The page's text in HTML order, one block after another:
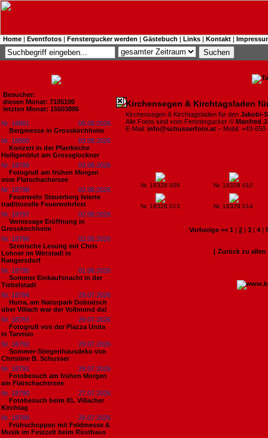
Home | Eventfotos | Fenstergucker werden | Gästebuch | Links | Kontakt |
Besucher:
diesen Monat: 7105100
letzten Monat: 15503886
Nr. 18801
06.08.2026
Bergmesse in Grosskirchheim
Nr. 18800
03.08.2026
Konzert in der Pfarrkirche
Heiligenblut am Grossglockner
Nr. 18799
03.08.2026
Fotogruß am frühen Morgen
vom Flatschachersee
Nr. 18798
02.08.2026
Feuerwehr Steuerberg feierte
traditionelle Feuerwehrfest
Nr. 18797
02.08.2026
Vernissage Eröffnung in
Grosskirchheim
Nr. 18796
02.08.2026
Szenische Lesung mit Chris
Lohner im Wirtstadl in
Rangersdorf
Nr. 18795
01.08.2026
Sommer Einkaufsnacht in der
Tiebelstadt
Nr. 18794
29.07.2026
Hurra, am Naturpark Dobratsch
über Villach war der Vollmond da!
Nr. 18793
29.07.2026
Fotogruß von der Piazza Unita
in Tarvisio
Nr. 18792
29.07.2026
Sommer-Stiegenhausdeko von
Christine B. Schusser
Nr. 18791
29.07.2026
Fotobesuch am frühen Morgen
am Flatschachersee
Nr. 18790
27.07.2026
Fotobesuch beim 81. Villacher
Kirchtag
Nr. 18789
26.07.2026
Frühschoppen mit Feldmesse &
Musik im Festzelt beim Rüsthaus
Kirchensegen & Kirchtagsladen
Kirchensegen & Kirchtagsladen für den Jakobi-
Alle Fotos sind vom Fenstergucker © Manfred
E-Mail: info@schusserfoto.at – Mobil: +43-650
Nr. 18328 009 Nr. 18328 010
Nr. 18328 013 Nr. 18328 014
: Vorherige << 1 | 2 | 3 | 4 |
[ Zurück zu